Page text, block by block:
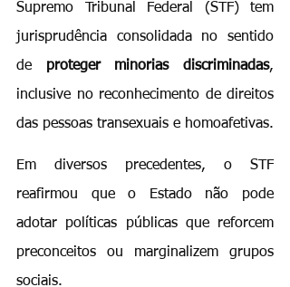
Supremo Tribunal Federal (STF) tem
jurisprudência consolidada no sentido
de proteger minorias discriminadas,
inclusive no reconhecimento de direitos
das pessoas transexuais e homoafetivas.
Em diversos precedentes, o STF
reafirmou que o Estado não pode
adotar políticas públicas que reforcem
preconceitos ou marginalizem grupos
sociais.